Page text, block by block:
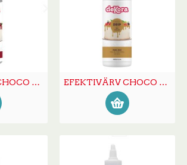
EFEKTIVÄRV CHOCO DRIP kirsipunane 180g EFEKTIVÄRV CHOCO DRIP kuldne180g